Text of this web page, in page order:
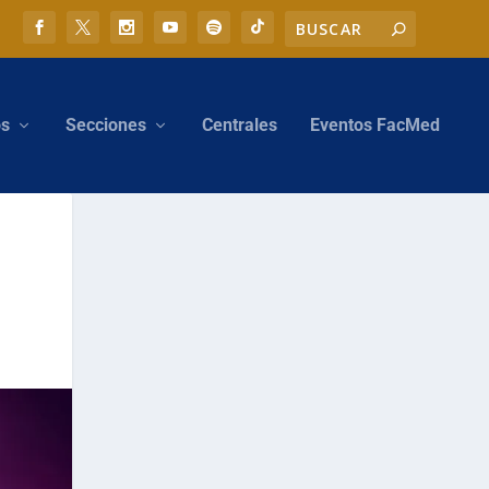
Secciones Centrales Eventos FacMed